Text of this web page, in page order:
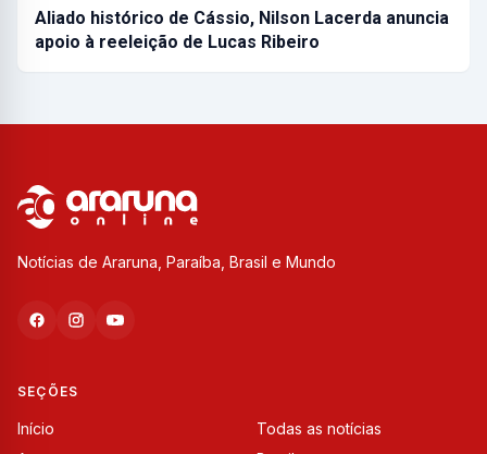
Aliado histórico de Cássio, Nilson Lacerda anuncia
apoio à reeleição de Lucas Ribeiro
Notícias de Araruna, Paraíba, Brasil e Mundo
SEÇÕES
Início
Todas as notícias